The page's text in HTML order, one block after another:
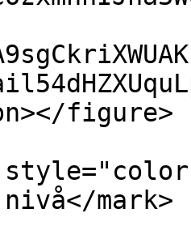
figure>
mark>